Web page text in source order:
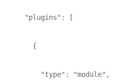
"plugins": [
{
"type": "module",